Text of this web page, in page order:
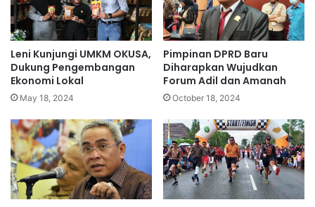
Leni Kunjungi UMKM OKUSA,
Dukung Pengembangan
Ekonomi Lokal
May 18, 2024
Pimpinan DPRD Baru
Diharapkan Wujudkan
Forum Adil dan Amanah
October 18, 2024